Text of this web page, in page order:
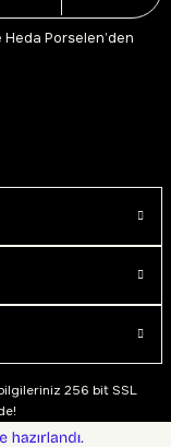
Porselen’den
256 bit SSL